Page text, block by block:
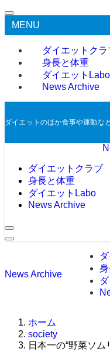
MENU
ダイエットクラ
身長と体重
ダイエットLabo
News Archive
ダイエットのほか食事や運動な
ダイエットクラブ
身長と体重
ダイエットLabo
News Archive
News Archive
ホーム
society
日本一の“野菜ソ